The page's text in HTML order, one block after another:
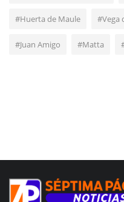
#Huerta de Maule #Vega
#Juan Amigo #Matta